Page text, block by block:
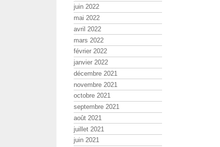
juin 2022
mai 2022
avril 2022
mars 2022
février 2022
janvier 2022
décembre 2021
novembre 2021
octobre 2021
septembre 2021
août 2021
juillet 2021
juin 2021